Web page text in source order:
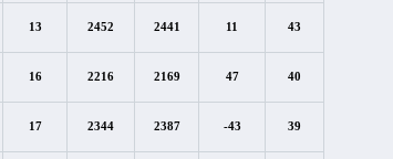
13 2452 2441 11 43
16 2216 2169 47 40
17 2344 2387 -43 39